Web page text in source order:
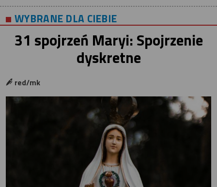
WYBRANE DLA CIEBIE
31 spojrzeń Maryi: Spojrzenie
dyskretne
red/mk